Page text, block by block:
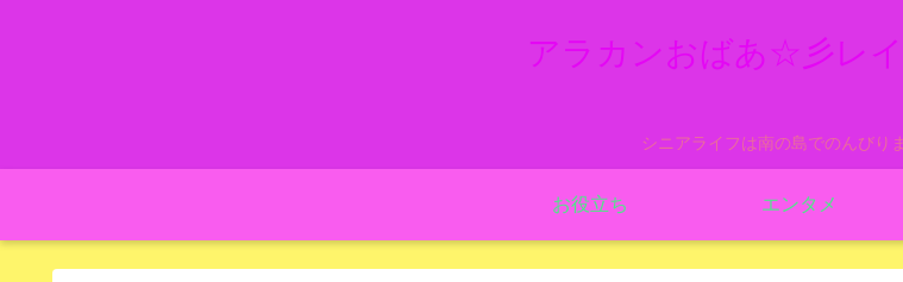
アラカンおばあ☆彡レ
シニアライフは南の島でのんびり
お役立ち エンタメ